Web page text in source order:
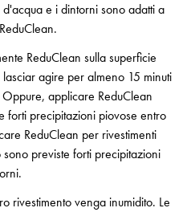
e i dintorni sono adatti a
ReduClean sulla superficie
agire per almeno 15 minuti
applicare ReduClean
forti precipitazioni piovose entro
ReduClean per rivestimenti
previste forti precipitazioni
rivestimento venga inumidito. Le